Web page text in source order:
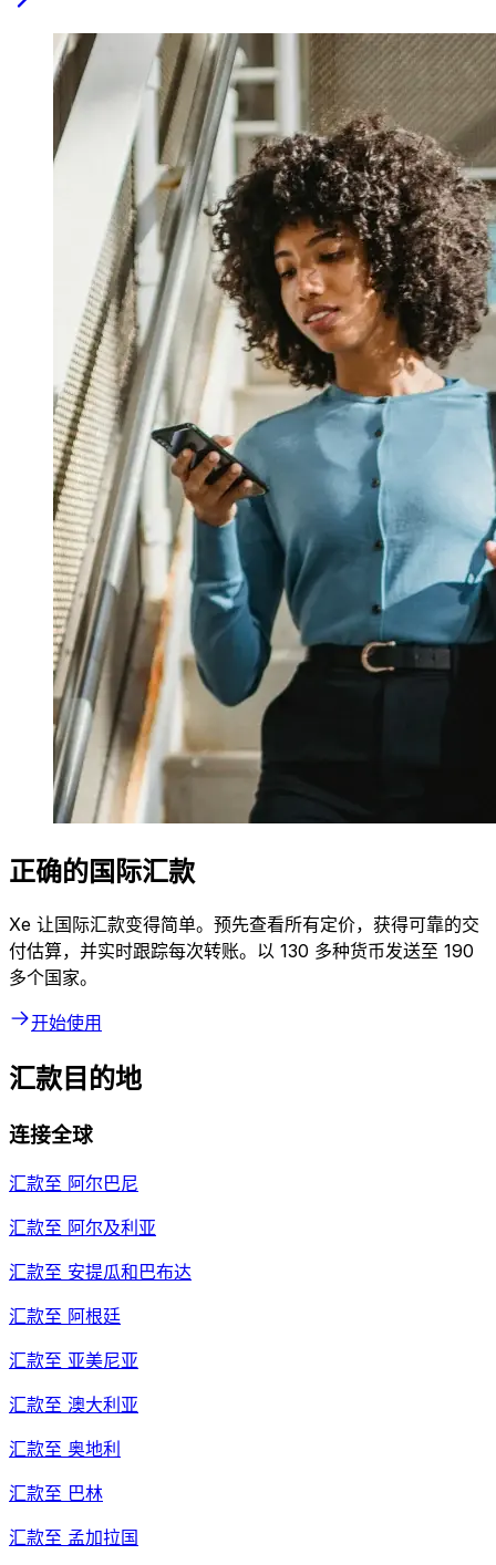
正确的国际汇款
Xe 让国际汇款变得简单。预先查看所有定价，获得可靠的交
付估算，并实时跟踪每次转账。以 130 多种货币发送至 190
多个国家。
开始使用
汇款目的地
连接全球
汇款至 阿尔巴尼
汇款至 阿尔及利亚
汇款至 安提瓜和巴布达
汇款至 阿根廷
汇款至 亚美尼亚
汇款至 澳大利亚
汇款至 奥地利
汇款至 巴林
汇款至 孟加拉国